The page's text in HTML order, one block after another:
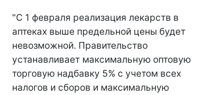
"С 1 февраля реализация лекарств в
аптеках выше предельной цены будет
невозможной. Правительство
устанавливает максимальную оптовую
торговую надбавку 5% с учетом всех
налогов и сборов и максимальную